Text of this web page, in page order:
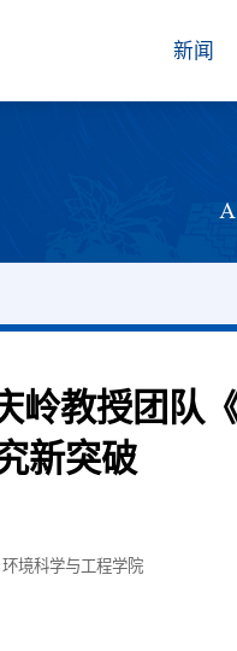
新闻
教授团队
新突破
境科学与工程学院